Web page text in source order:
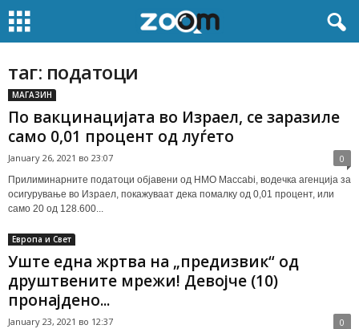
таг: податоци
МАГАЗИН
По вакцинацијата во Израел, се заразиле
само 0,01 процент од луѓето
January 26, 2021 во 23:07 0
Прилиминарните податоци објавени од HMO Maccabi, водечка агенција за
осигурување во Израел, покажуваат дека помалку од 0,01 процент, или
само 20 од 128.600...
Европа и Свет
Уште една жртва на „предизвик“ од
друштвените мрежи! Девојче (10)
пронајдено...
January 23, 2021 во 12:37 0